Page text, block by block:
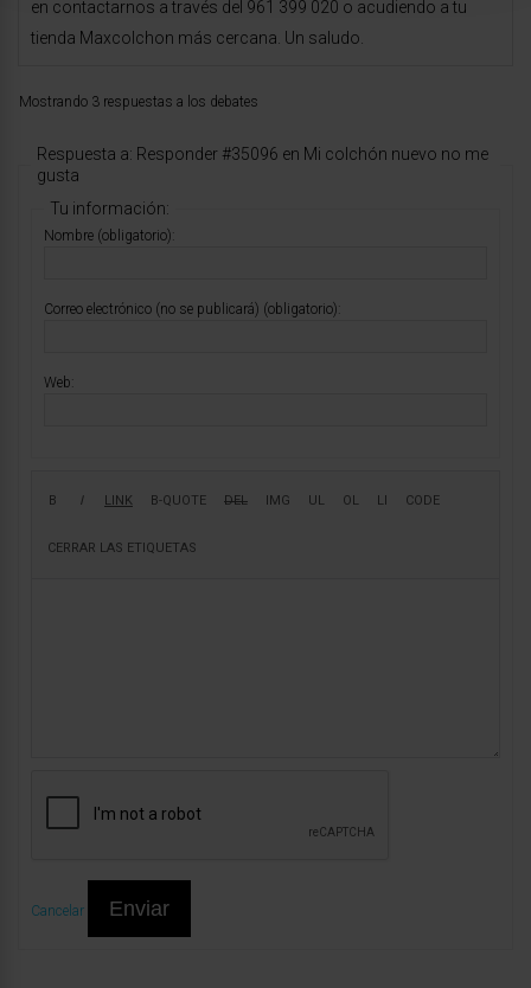
en contactarnos a través del 961 399 020 o acudiendo a tu
tienda Maxcolchon más cercana. Un saludo.
Mostrando 3 respuestas a los debates
Respuesta a: Responder #35096 en Mi colchón nuevo no me
gusta
Tu información:
Nombre (obligatorio):
Correo electrónico (no se publicará) (obligatorio):
Web:
Cancelar Enviar